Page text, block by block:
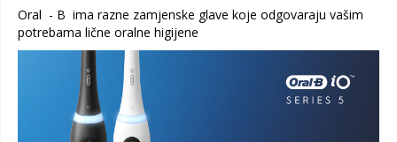
Oral - B ima razne zamjenske glave koje odgovaraju vašim
potrebama lične oralne higijene